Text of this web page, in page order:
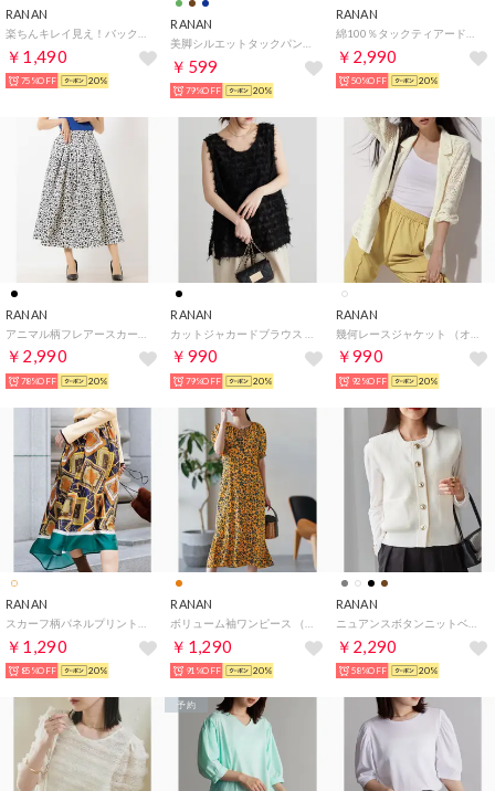
RANAN
￥1,490
75%OFF 20%
RANAN
￥599
79%OFF 20%
RANAN
￥2,990
50%OFF 20%
RANAN
￥2,990
78%OFF 20%
RANAN
￥990
79%OFF 20%
RANAN
￥990
92%OFF 20%
RANAN
￥1,290
85%OFF 20%
RANAN
￥1,290
91%OFF 20%
RANAN
ニュアンスボタンニットベスト （ホワイト）
￥2,290
58%OFF 20%
予約